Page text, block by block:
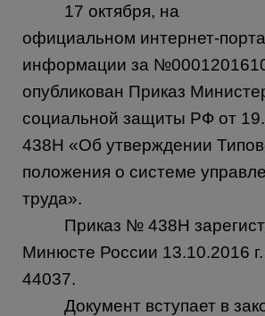
17 октября, на
официальном интернет-
информации за
опубликован Приказ
социальной защиты РФ от
438Н «Об утверждении
положения о системе
труда».
Приказ № 438Н
Минюсте России 13.10.2016
44037.
Документ вступает в